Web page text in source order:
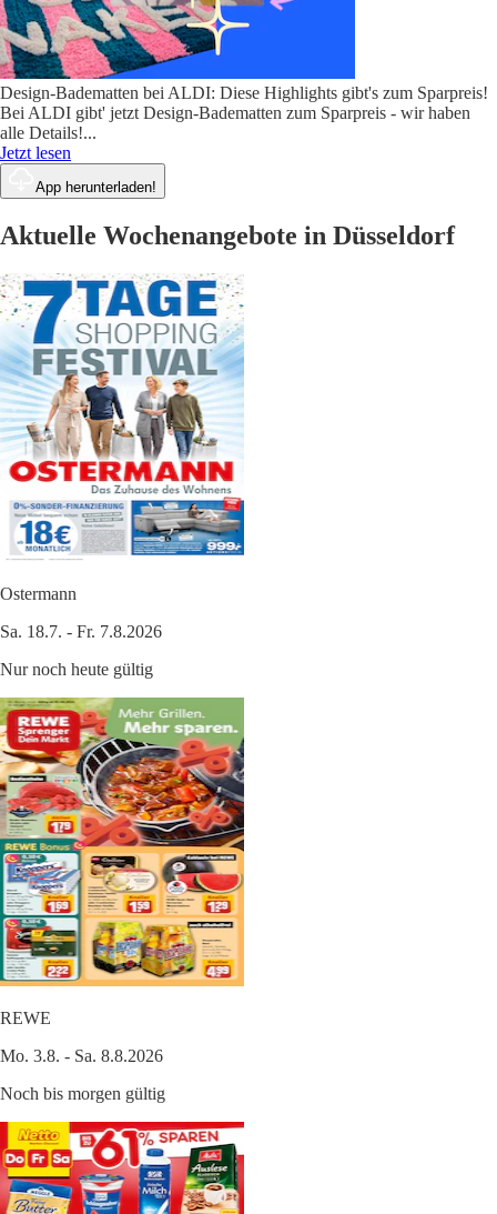
Design-Badematten bei ALDI: Diese Highlights gibt's zum Sparpreis!
Bei ALDI gibt' jetzt Design-Badematten zum Sparpreis - wir haben
alle Details!...
Jetzt lesen
App herunterladen!
Aktuelle Wochenangebote in Düsseldorf
Ostermann
Sa. 18.7. - Fr. 7.8.2026
Nur noch heute gültig
REWE
Mo. 3.8. - Sa. 8.8.2026
Noch bis morgen gültig